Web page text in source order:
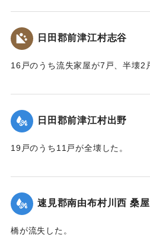
れたとある）9人が遺体で発見され
【出典：大分新聞 大正10年6月23
｜固有コード:00268361
日田郡前津江村志谷
16戸のうち流失家屋が7戸、半壊2
者を出した。
【出典：大分新聞 大正10年6月24
｜固有コード:00268362
日田郡前津江村出野
19戸のうち11戸が全壊した。
｜固有コード:00268363
速見郡南由布村川西 桑
橋が流失した。